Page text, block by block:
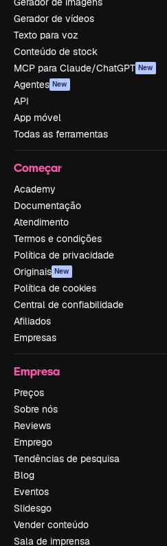
Gerador de vídeos
Texto para voz
Conteúdo de stock
MCP para Claude/ChatGPT New
Agentes New
API
App móvel
Todas as ferramentas
Começar
Academy
Documentação
Atendimento
Termos e condições
Política de privacidade
Originais New
Política de cookies
Central de confiabilidade
Afiliados
Empresas
Empresa
Preços
Sobre nós
Reviews
Emprego
Tendências de pesquisa
Blog
Eventos
Slidesgo
Vender conteúdo
Sala de imprensa